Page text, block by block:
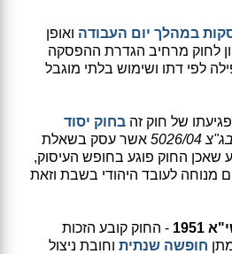
במהלך יום העבודה ואופן
לחוק מרחיב הגדרת ההפסקה
לפי דתו ושימוש בלתי מוגבל
של חוק זה בחוק יסוד
בג"צ 5026/04
אשר עסק בשאלת
שאכן החוק פוגע בחופש העיסוק,
מנוחה לעובד היהודי בשבת וזאת
- החוק קובע הזכות
חופשה שנתית וחובת ניצול